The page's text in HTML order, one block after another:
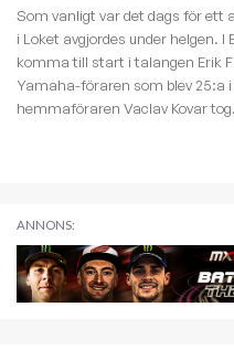
Som vanligt var det dags för ett
i Loket avgjordes under helgen. I
komma till start i talangen Erik
Yamaha-föraren som blev 25:a
hemmaföraren Vaclav Kovar
ANNONS: